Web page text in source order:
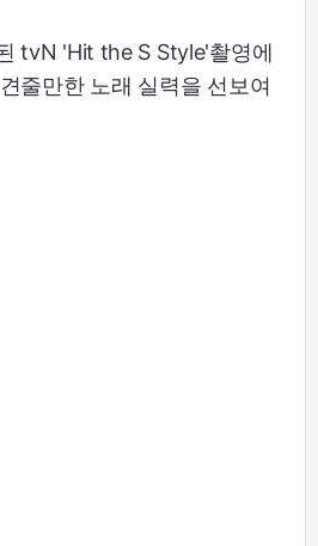
tvN 'Hit the S Style'촬영에
줄만한 노래 실력을 선보여